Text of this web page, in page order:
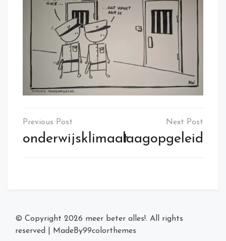
Post
navigation
onderwijsklimaatlaagopgeleid
© Copyright 2026 meer beter alles!. All rights
reserved
MadeBy99colorthemes